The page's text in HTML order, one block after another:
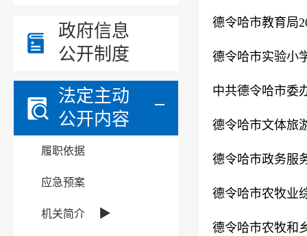
政府信息
公开制度
法定主动
公开内容
履职依据
应急预案
机关简介 ▶
德令哈市教育局
德令哈市实验小
中共德令哈市委
德令哈市文体旅
德令哈市政务服
德令哈市农牧业
德令哈市农牧和